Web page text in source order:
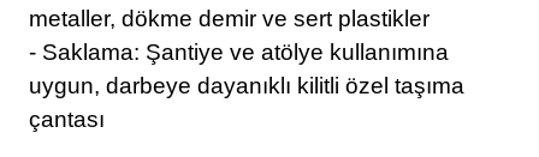
metaller, dökme demir ve sert plastikler
- Saklama: Şantiye ve atölye kullanımına
uygun, darbeye dayanıklı kilitli özel taşıma
çantası